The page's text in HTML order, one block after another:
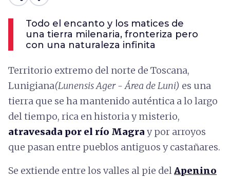
Todo el encanto y los matices de
una tierra milenaria, fronteriza pero
con una naturaleza infinita
Territorio extremo del norte de Toscana,
Lunigiana(Lunensis Ager - Área de Luni) es una
tierra que se ha mantenido auténtica a lo largo
del tiempo, rica en historia y misterio,
atravesada por el río Magra y por arroyos
que pasan entre pueblos antiguos y castañares.
Se extiende entre los valles al pie delApenino